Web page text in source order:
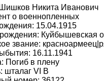
Никита Иванович
о военнопленных
15.04.1915
Куйбышевская
звание:
16.11.1941
Погиб в плену
шталаг VI B